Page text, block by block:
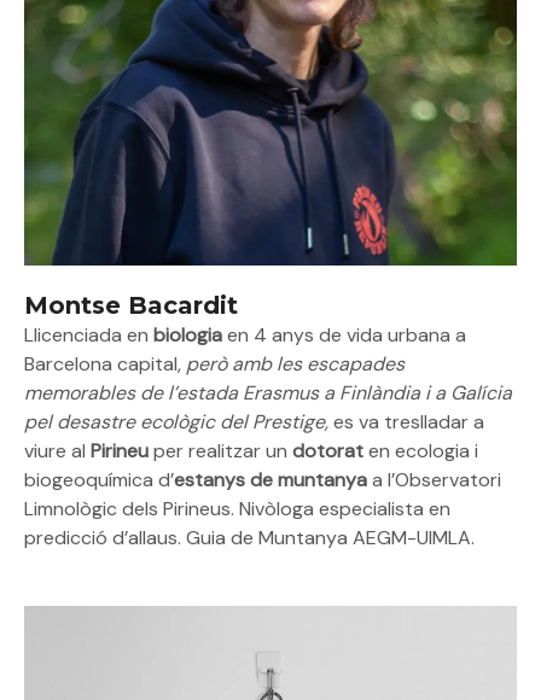
Montse Bacardit
Llicenciada en biologiaen 4 anys de vida urbana a
Barcelona capital, però amb les escapades
memorables de l’estada Erasmus a Finlàndia i a Galícia
pel desastre ecològic del Prestige,es va treslladar a
viure al Pirineuper realitzar un dotoraten ecologia i
biogeoquímica d’estanys de muntanyaa l’Observatori
Limnològic dels Pirineus. Nivòloga especialista en
predicció d’allaus. Guia de Muntanya AEGM-UIMLA.